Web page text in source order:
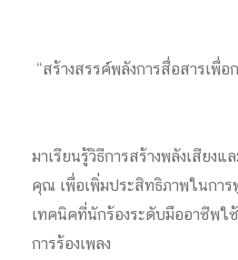
“สร้างสรรค์พลังการสื่อสารเพื่อ
มาเรียนรู้วิธีการสร้างพลังเสียงแ
คุณ เพื่อเพิ่มประสิทธิภาพในกา
เทคนิคที่นักร้องระดับมืออาชีพใ
การร้องเพลง